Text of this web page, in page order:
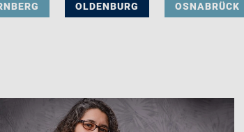
OLDENBURG OSNABRÜCK